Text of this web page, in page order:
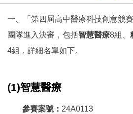
一、「第四屆高中醫療科技創意競賽
團隊進入決審，包括智慧醫療8組、
4組，詳細名單如下。
(1)智慧醫療
參賽案號： 24A0113